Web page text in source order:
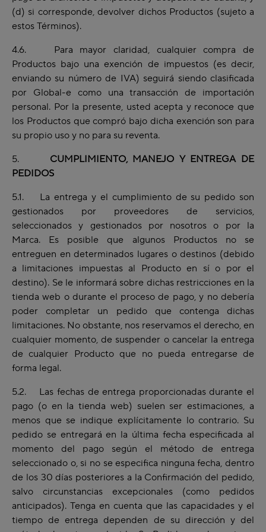
(d) si corresponde, devolver dichos Productos (sujeto a
estos Términos).
4.6. Para mayor claridad, cualquier compra de
Productos bajo una exención de impuestos (es decir,
enviando su número de IVA) seguirá siendo clasificada
por Global-e como una transacción de importación
personal. Por la presente, usted acepta y reconoce que
los Productos que compró bajo dicha exención son para
su propio uso y no para su reventa.
5. CUMPLIMIENTO, MANEJO Y ENTREGA DE
PEDIDOS
5.1. La entrega y el cumplimiento de su pedido son
gestionados por proveedores de servicios,
seleccionados y gestionados por nosotros o por la
Marca. Es posible que algunos Productos no se
entreguen en determinados lugares o destinos (debido
a limitaciones impuestas al Producto en sí o por el
destino). Se le informará sobre dichas restricciones en la
tienda web o durante el proceso de pago, y no debería
poder completar un pedido que contenga dichas
limitaciones. No obstante, nos reservamos el derecho, en
cualquier momento, de suspender o cancelar la entrega
de cualquier Producto que no pueda entregarse de
forma legal.
5.2. Las fechas de entrega proporcionadas durante el
pago (o en la tienda web) suelen ser estimaciones, a
menos que se indique explícitamente lo contrario. Su
pedido se entregará en la última fecha especificada al
momento del pago según el método de entrega
seleccionado o, si no se especifica ninguna fecha, dentro
de los 30 días posteriores a la Confirmación del pedido,
salvo circunstancias excepcionales (como pedidos
anticipados). Tenga en cuenta que las capacidades y el
tiempo de entrega dependen de su dirección y del